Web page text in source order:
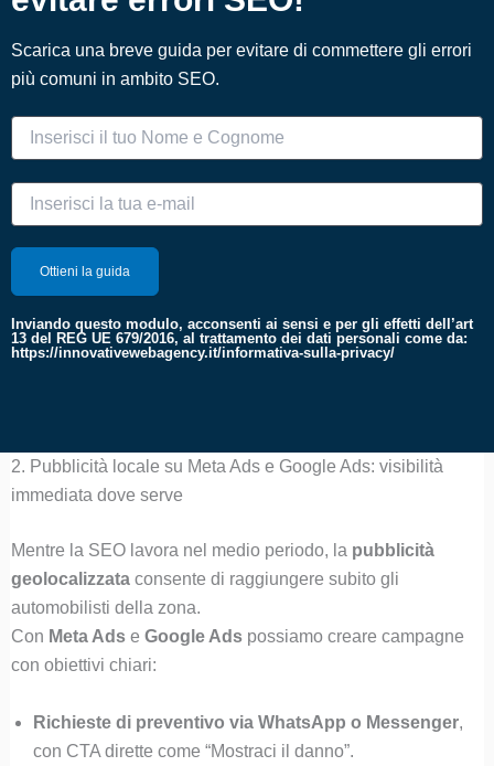
Scarica una breve guida per evitare di commettere gli errori
più comuni in ambito SEO.
Inviando questo modulo, acconsenti ai sensi e per gli effetti dell’art
13 del REG UE 679/2016, al trattamento dei dati personali come da:
https://innovativewebagency.it/informativa-sulla-privacy/
2. Pubblicità locale su Meta Ads e Google Ads: visibilità
immediata dove serve
Mentre la SEO lavora nel medio periodo, la pubblicità
geolocalizzataconsente di raggiungere subito gli
automobilisti della zona.
Con Meta Adse Google Adspossiamo creare campagne
con obiettivi chiari:
Richieste di preventivo via WhatsApp o Messenger,
con CTA dirette come “Mostraci il danno”.